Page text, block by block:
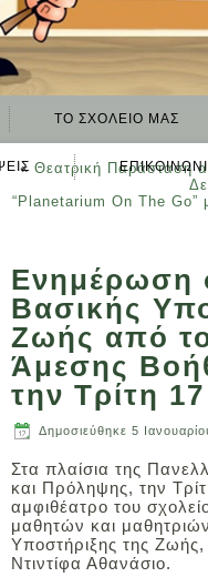
TO ΣΧΟΛΕΊΟ ΜΑΣ
« Θεατρική Παράσταση
“Planetarium Οn Τhe Go”
Ενημέρωση
Βασικής
Ζωής από
Άμεσης
την Τρίτη
Δημοσιεύθηκε 5
Στα πλαίσια της
και Πρόληψης, την
αμφιθέατρο του
μαθητών και
Υποστήριξης της
Ντιντίφα Αθανάσιο.